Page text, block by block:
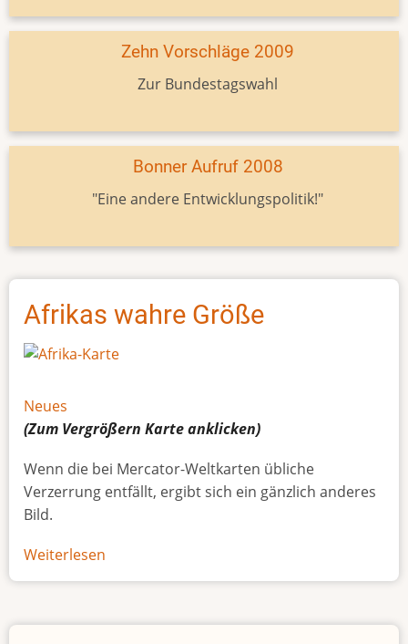
Zehn Vorschläge 2009
Zur Bundestagswahl
Bonner Aufruf 2008
"Eine andere Entwicklungspolitik!"
Afrikas wahre Größe
Neues
(Zum Vergrößern Karteanklicken)
Wenn die bei Mercator-Weltkarten übliche
Verzerrung entfällt, ergibt sich ein gänzlich anderes
Bild.
Weiterlesen
Afrikas
Größe